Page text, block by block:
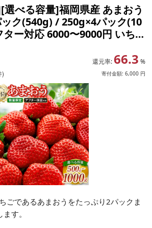
べる容量]福岡県産 あまおう
ク(540g) / 250g×4パック(10
ー対応 6000〜9000円 いち
料無料 [2027年2月上旬〜4月
予定]
還元率: 66.3 %
寄付金額: 6,000 円
)
ごであるあまおうをたっぷり2パックま
す。